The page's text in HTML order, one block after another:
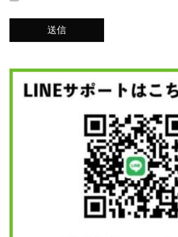
ある日リビングでうとうとしていた
「いつも止まってるけど１００秒以
ていて死んだかと思った！」と焦り
ている秒数を数えていたそうです
そこで初めていびきについて調べ
時無呼吸症候群】の可能性が高い
大学病院に行き１泊の検査をしてや
営業の方から説明を受けて「こん
れるかいな」と嫌々ながら装着し
「全くいびきを書いてないから心
妻に起こされ驚きました。
実際に自分でもしっかり寝れてい
日中もスッキリした気がします。